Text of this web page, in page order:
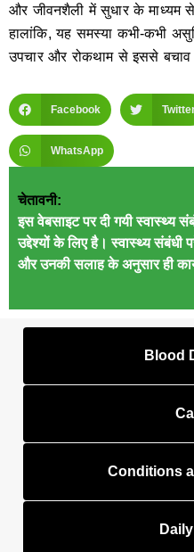
और जीवनशैली में सुधार के माध्यम
हालांकि, यह समस्या कभी-कभी
उपचार और रोकथाम से इससे
Facebook
WhatsApp
चेतावनी:
इस वेबसाइट पर दी गयी स्वास्थ्य
उद्देश्यों के लिए है। स्वास्थ्य संबंधी
और उनकी सलाह के अनुसार ही
Blood
Conditions